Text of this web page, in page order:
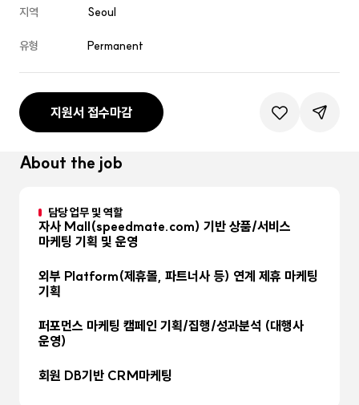
About the job
담당 업무 및 역할
자사 Mall(speedmate.com) 기반 상품/서비스
마케팅 기획 및 운영
외부 Platform(제휴몰, 파트너사 등) 연계 제휴 마케팅
기획
퍼포먼스 마케팅 캠페인 기획/집행/성과분석 (대행사
운영)
회원 DB기반 CRM마케팅
지역 Seoul
유형 Permanent
지원서 접수마감 관심공고등록
공유하